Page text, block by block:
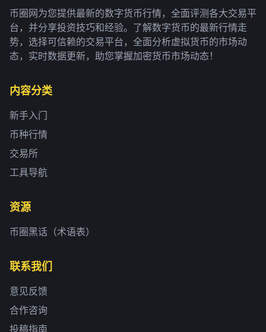
币圈网为您提供最新的数字货币行情，全面评测各大交易平
台，并分享投资技巧和经验。了解数字货币的最新行情走
势，选择可信赖的交易平台，全面分析虚拟货币的市场动
态，实时数据更新，助您掌握加密货币市场动态！
内容分类
新手入门
币种行情
交易所
工具导航
资源
币圈黑话（术语表）
联系我们
意见反馈
合作咨询
投稿指南